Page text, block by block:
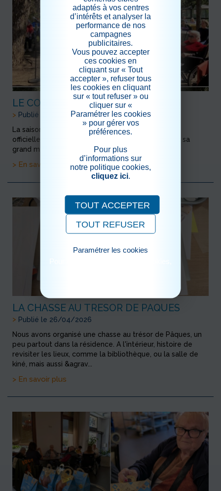
LE CONCERT DE PAQUES
> Publié le 26/04/2026
La saison des concerts dans le jardin a donc été
officiellement ouverte, pour Pâques, avec Alicia et sa
grand mère.
> En savoir plus
LA CHASSE AU TRESOR DE PAQUES
> Publié le 26/04/2026
Nous avons organisé une chasse au trésor de Pâques, un
peu partout dans la résidence. A l'intérieur, histoire de
revisiter les lieux, comme la bibliothèque, ou la salle de
kiné, mais aussi &agrav...
> En savoir plus
adaptés à vos centres
d’intérêts et analyser la
performance de nos
campagnes
publicitaires.
Vous pouvez accepter
ces cookies en
cliquant sur « Tout
accepter », refuser tous
les cookies en cliquant
sur « tout refuser » ou
cliquer sur «
Paramétrer les cookies
» pour gérer vos
préférences.
Pour plus
d’informations sur
notre politique cookies,
cliquez ici.
TOUT ACCEPTER
TOUT REFUSER
Paramétrer les cookies